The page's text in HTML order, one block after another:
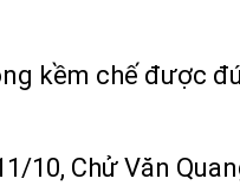
kềm chế được
10, Chử Văn